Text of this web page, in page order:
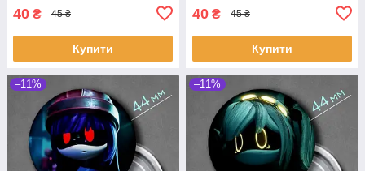
40 ₴ 45 ₴
Купити
40 ₴ 45 ₴
Купити
–11% –11%